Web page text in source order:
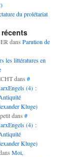
du prolétariat
dans Parution de
les littératures en
dans #
(4) :
Kluge)
dans #
(4) :
Kluge)
Moi,